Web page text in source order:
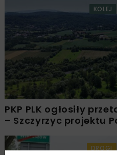
KOLEJ
PKP PLK ogłosiły
– Szczyrzyc projektu
DROGI